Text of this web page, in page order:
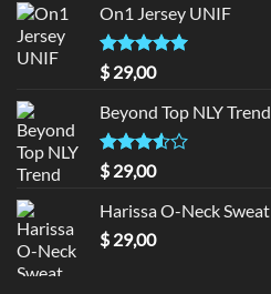
On1 Jersey UNIF
Valorado en
5.00
de 5
$29,00
Beyond Top NLY Trend
Valorado
en
3.50
de 5
$29,00
Harissa O-Neck Sweat
$29,00